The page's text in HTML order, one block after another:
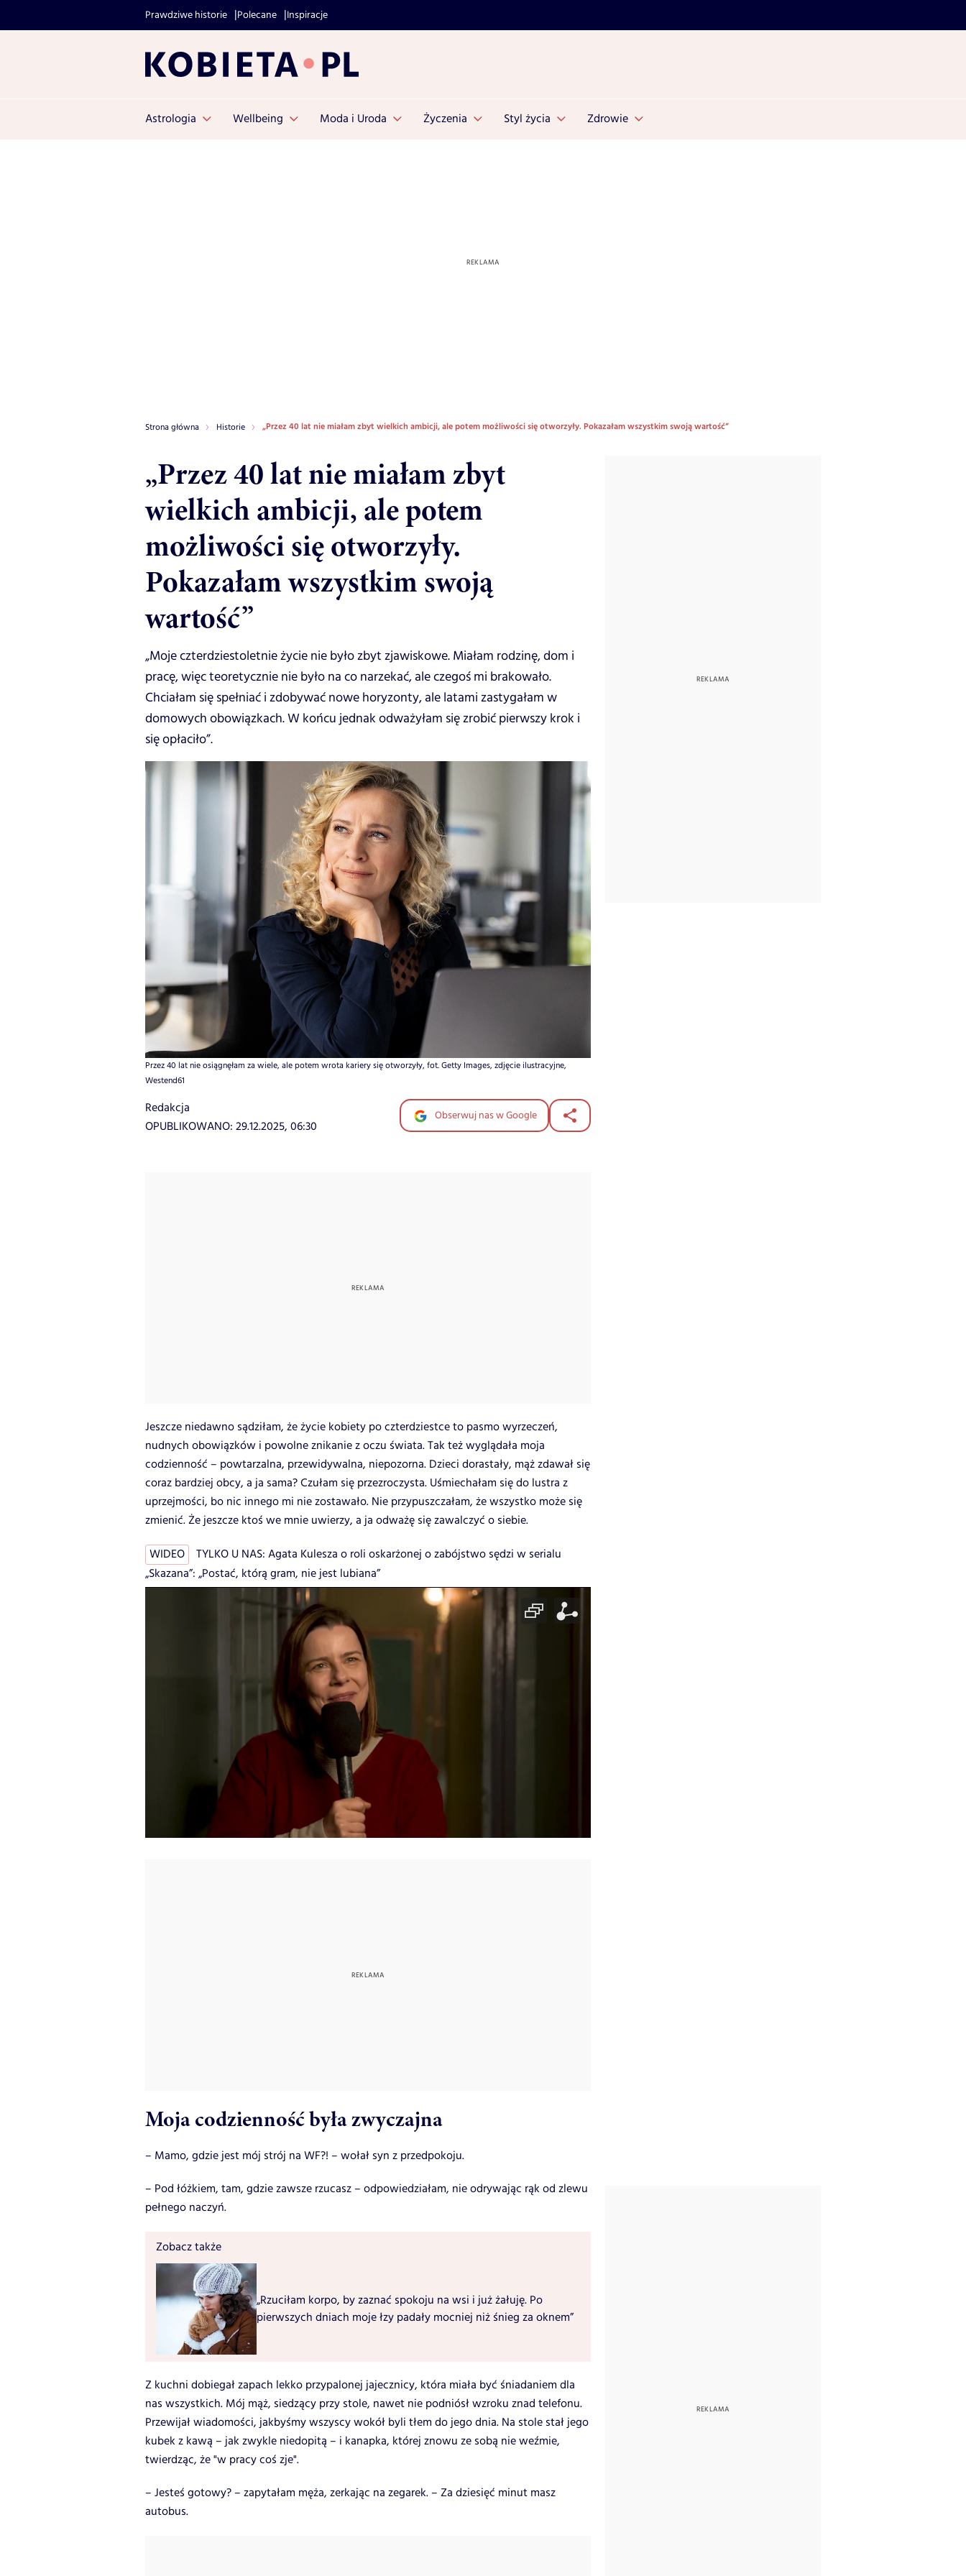
Prawdziwe historie Polecane Inspiracje
Astrologia Wellbeing Moda i Uroda Życzenia Styl życia Zdrowie
Strona główna Historie „Przez 40 lat nie miałam zbyt wielkich ambicji, ale potem możliwości się otworzyły. Pokazałam wszystkim swoją wartość”
„Przez 40 lat nie miałam zbyt
wielkich ambicji, ale potem
możliwości się otworzyły.
Pokazałam wszystkim swoją
wartość”
„Moje czterdziestoletnie życie nie było zbyt zjawiskowe. Miałam rodzinę, dom i
pracę, więc teoretycznie nie było na co narzekać, ale czegoś mi brakowało.
Chciałam się spełniać i zdobywać nowe horyzonty, ale latami zastygałam w
domowych obowiązkach. W końcu jednak odważyłam się zrobić pierwszy krok i
się opłaciło”.
Przez 40 lat nie osiągnęłam za wiele, ale potem wrota kariery się otworzyły, fot. Getty Images, zdjęcie ilustracyjne,
Westend61
Redakcja
OPUBLIKOWANO: 29.12.2025, 06:30
Obserwuj nas w Google
Jeszcze niedawno sądziłam, że życie kobiety po czterdziestce to pasmo wyrzeczeń,
nudnych obowiązków i powolne znikanie z oczu świata. Tak też wyglądała moja
codzienność – powtarzalna, przewidywalna, niepozorna. Dzieci dorastały, mąż zdawał się
coraz bardziej obcy, a ja sama? Czułam się przezroczysta. Uśmiechałam się do lustra z
uprzejmości, bo nic innego mi nie zostawało. Nie przypuszczałam, że wszystko może się
zmienić. Że jeszcze ktoś we mnie uwierzy, a ja odważę się zawalczyć o siebie.
WIDEO
TYLKO U NAS: Agata Kulesza o roli oskarżonej o zabójstwo sędzi w serialu
„Skazana”: „Postać, którą gram, nie jest lubiana”
Moja codzienność była zwyczajna
– Mamo, gdzie jest mój strój na WF?! – wołał syn z przedpokoju.
– Pod łóżkiem, tam, gdzie zawsze rzucasz – odpowiedziałam, nie odrywając rąk od zlewu
pełnego naczyń.
Zobacz także
„Rzuciłam korpo, by zaznać spokoju na wsi i już żałuję. Po
pierwszych dniach moje łzy padały mocniej niż śnieg za oknem”
Z kuchni dobiegał zapach lekko przypalonej jajecznicy, która miała być śniadaniem dla
nas wszystkich. Mój mąż, siedzący przy stole, nawet nie podniósł wzroku znad telefonu.
Przewijał wiadomości, jakbyśmy wszyscy wokół byli tłem do jego dnia. Na stole stał jego
kubek z kawą – jak zwykle niedopitą – i kanapka, której znowu ze sobą nie weźmie,
twierdząc, że "w pracy coś zje".
– Jesteś gotowy? – zapytałam męża, zerkając na zegarek. – Za dziesięć minut masz
autobus.